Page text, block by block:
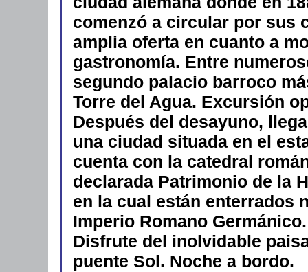
comenzó a circular por sus
amplia oferta en cuanto a
gastronomía. Entre
segundo palacio barroco
Torre del Agua. Excursión
Después del desayuno,
una ciudad situada en el
cuenta con la catedral
declarada Patrimonio de la
en la cual están enterrados
Imperio Romano
Disfrute del inolvidable
puente Sol. Noche a bordo.